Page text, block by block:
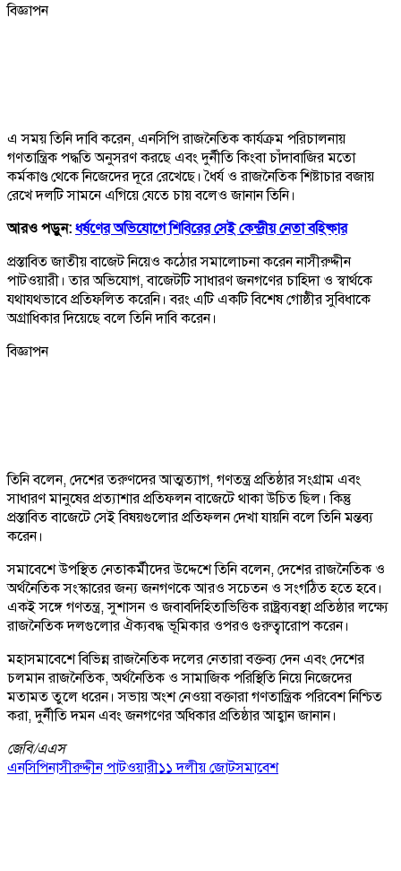
বিজ্ঞাপন
এ সময় তিনি দাবি করেন, এনসিপি রাজনৈতিক কার্যক্রম পরিচালনায়
গণতান্ত্রিক পদ্ধতি অনুসরণ করছে এবং দুর্নীতি কিংবা চাঁদাবাজির মতো
কর্মকাণ্ড থেকে নিজেদের দূরে রেখেছে। ধৈর্য ও রাজনৈতিক শিষ্টাচার বজায়
রেখে দলটি সামনে এগিয়ে যেতে চায় বলেও জানান তিনি।
আরও পড়ুন: ধর্ষণের অভিযোগে শিবিরের সেই কেন্দ্রীয় নেতা বহিষ্কার
প্রস্তাবিত জাতীয় বাজেট নিয়েও কঠোর সমালোচনা করেন নাসীরুদ্দীন
পাটওয়ারী। তার অভিযোগ, বাজেটটি সাধারণ জনগণের চাহিদা ও স্বার্থকে
যথাযথভাবে প্রতিফলিত করেনি। বরং এটি একটি বিশেষ গোষ্ঠীর সুবিধাকে
অগ্রাধিকার দিয়েছে বলে তিনি দাবি করেন।
বিজ্ঞাপন
তিনি বলেন, দেশের তরুণদের আত্মত্যাগ, গণতন্ত্র প্রতিষ্ঠার সংগ্রাম এবং
সাধারণ মানুষের প্রত্যাশার প্রতিফলন বাজেটে থাকা উচিত ছিল। কিন্তু
প্রস্তাবিত বাজেটে সেই বিষয়গুলোর প্রতিফলন দেখা যায়নি বলে তিনি মন্তব্য
করেন।
সমাবেশে উপস্থিত নেতাকর্মীদের উদ্দেশে তিনি বলেন, দেশের রাজনৈতিক ও
অর্থনৈতিক সংস্কারের জন্য জনগণকে আরও সচেতন ও সংগঠিত হতে হবে।
একই সঙ্গে গণতন্ত্র, সুশাসন ও জবাবদিহিতাভিত্তিক রাষ্ট্রব্যবস্থা প্রতিষ্ঠার লক্ষ্যে
রাজনৈতিক দলগুলোর ঐক্যবদ্ধ ভূমিকার ওপরও গুরুত্বারোপ করেন।
মহাসমাবেশে বিভিন্ন রাজনৈতিক দলের নেতারা বক্তব্য দেন এবং দেশের
চলমান রাজনৈতিক, অর্থনৈতিক ও সামাজিক পরিস্থিতি নিয়ে নিজেদের
মতামত তুলে ধরেন। সভায় অংশ নেওয়া বক্তারা গণতান্ত্রিক পরিবেশ নিশ্চিত
করা, দুর্নীতি দমন এবং জনগণের অধিকার প্রতিষ্ঠার আহ্বান জানান।
জেবি/এএস
এনসিপিনাসীরুদ্দীন পাটওয়ারী১১ দলীয় জোটসমাবেশ